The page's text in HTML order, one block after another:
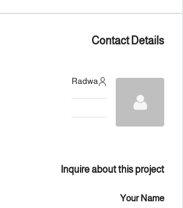
Contact Details
Radwa
Inquire about this project
Your Name